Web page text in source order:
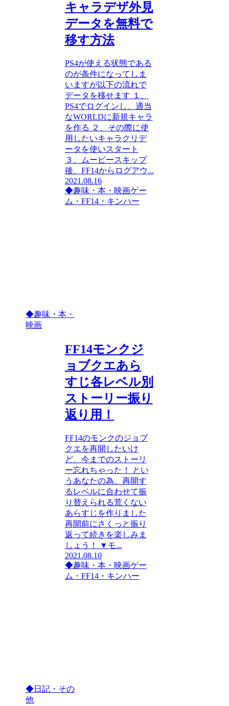
キャラデザ外見
データを無料で
移す方法
PS4が使える状態である
のが条件になってしま
いますが以下の流れで
データを移せます １、
PS4でログインし、適当
なWORLDに新規キャラ
を作る ２、その際に使
用したいキャラクリデ
ータを使いスタート
３、ムービースキップ
後、FF14からログアウ...
2021.08.16
◆趣味・本・映画ゲー
ム・FF14・キンハー
◆趣味・本・
映画
FF14モンクジ
ョブクエあら
すじ各レベル別
ストーリー振り
返り用！
FF14のモンクのジョブ
クエを再開したいけ
ど、今までのストーリ
ー忘れちゃった！ とい
うあなたの為、再開す
るレベルに合わせて振
り替えられる荒くない
あらすじを作りました
再開前にさくっと振り
返って続きを楽しみま
しょう！ ▼モ...
2021.08.10
◆趣味・本・映画ゲー
ム・FF14・キンハー
◆日記・その
他